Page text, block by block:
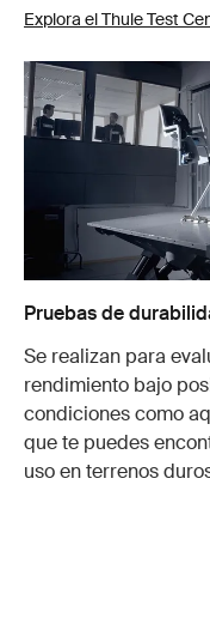
Explora el Thule Test
Pruebas de
Se realizan para
rendimiento bajo
condiciones como
que te puedes
uso en terrenos